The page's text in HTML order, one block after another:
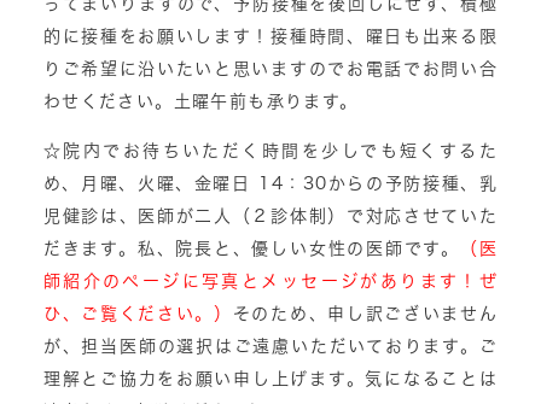
ってまいりますので、 予防接種を後回しにせず、積極
的に接種をお願いします！接種時間、曜日も出来る限
りご希望に沿いたいと思いますのでお電話でお問い合
わせください。土曜午前も承ります。
☆院内でお待ちいただく時間を少しでも短くするた
め、
月曜、火曜、金曜日
14：30からの予防接種、乳
児健診は、医師が二人（２診体制）で対応させていた
だきます。私、院長と、優しい女性の医師です。
（医
師紹介のページに写真とメッセージがあります！ぜ
ひ、ご覧ください。） そのため、申し訳ございません
が、担当医師の選択はご遠慮いただいております。ご
理解とご協力をお願い申し上げます。気になることは